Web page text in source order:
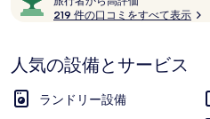
は
￥31,048
ミ
階
9.6、
お
客
行
ら
219 件の口コミをすべて表示
人気の設備とサービス
ランドリー設備